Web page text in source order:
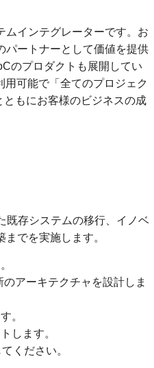
ムインテグレーターです。お
パートナーとして価値を提供
のプロダクトも展開してい
可能で「全てのプロジェク
ともにお客様のビジネスの成
既存システムの移行、イノベ
でを実施します。
アーキテクチャを設計しま
。
します。
ください。